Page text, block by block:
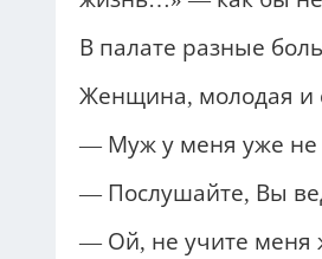
В палате разные
Женщина, молодая и
— Муж у меня уже не
— Послушайте, Вы
— Ой, не учите меня